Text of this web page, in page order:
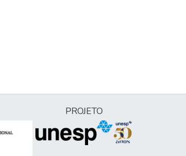
PROJETO